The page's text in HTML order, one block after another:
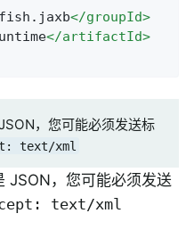
</groupId>
</artifactId>
，您可能必须发送标
text/xml
JSON，您可能必须发送
text/xml